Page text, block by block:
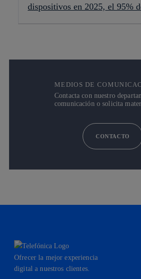
dispositivos en 2025, el 95%
MEDIOS DE
Contacta con nuestro
comunicación o solicita
CONTACTO
Ofrecer la mejor experiencia
digital a nuestros clientes.